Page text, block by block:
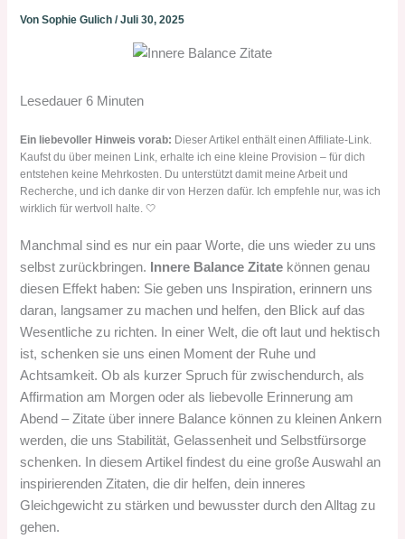
VonSophie Gulich/Juli 30, 2025
Lesedauer 6 Minuten
Ein liebevoller Hinweis vorab: Dieser Artikel enthält einen Affiliate-Link.
Kaufst du über meinen Link, erhalte ich eine kleine Provision – für dich
entstehen keine Mehrkosten. Du unterstützt damit meine Arbeit und
Recherche, und ich danke dir von Herzen dafür. Ich empfehle nur, was ich
wirklich für wertvoll halte. 🤍
Manchmal sind es nur ein paar Worte, die uns wieder zu uns
selbst zurückbringen.
Innere Balance Zitate können genau
diesen Effekt haben: Sie geben uns Inspiration, erinnern uns
daran, langsamer zu machen und helfen, den Blick auf das
Wesentliche zu richten. In einer Welt, die oft laut und hektisch
ist, schenken sie uns einen Moment der Ruhe und
Achtsamkeit. Ob als kurzer Spruch für zwischendurch, als
Affirmation am Morgen oder als liebevolle Erinnerung am
Abend – Zitate über innere Balance können zu kleinen Ankern
werden, die uns Stabilität, Gelassenheit und Selbstfürsorge
schenken. In diesem Artikel findest du eine große Auswahl an
inspirierenden Zitaten, die dir helfen, dein inneres
Gleichgewicht zu stärken und bewusster durch den Alltag zu
gehen.